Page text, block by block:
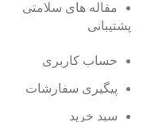
مقاله های سلامتی
پشتیبانی
حساب کاربری
پیگیری سفارشات
سبد خرید